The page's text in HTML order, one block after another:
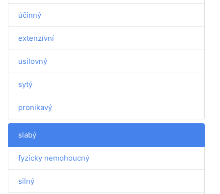
účinný
extenzívní
usilovný
sytý
pronikavý
slabý
fyzicky nemohoucný
silný